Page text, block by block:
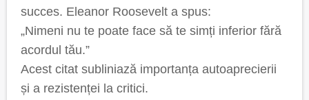
succes. Eleanor Roosevelt a spus:
„Nimeni nu te poate face să te simți inferior fără
acordul tău.”
Acest citat subliniază importanța autoaprecierii
și a rezistenței la critici.